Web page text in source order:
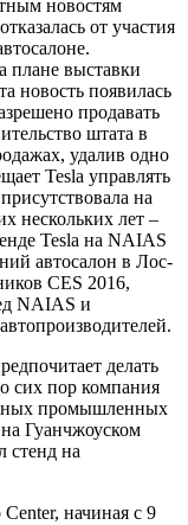
новостям
от участия
плане выставки
новость появилась
продавать
штата в
удалив одно
Tesla управлять
на
нескольких лет –
Tesla на NAIAS
автосалон в Лос-
CES 2016,
NAIAS и
делать
сих пор компания
промышленных
Гуанчжоуском
стенд на
начиная с 9